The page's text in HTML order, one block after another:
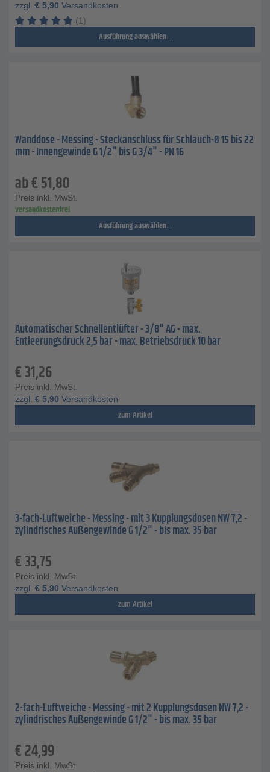
zzgl. € 5,90 Versandkosten
(1)
Ausführung auswählen...
Wanddose - Messing - Steckanschluss für Schlauch-Ø 15 bis 22
mm - Innengewinde G 1/2" bis G 3/4" - PN 16
ab€51,80
Preis inkl. MwSt.
versandkostenfrei
Ausführung auswählen...
Automatischer Schnellentlüfter - 3/8" AG - max.
Entleerungsdruck 2,5 bar - max. Betriebsdruck 10 bar
€31,26
Preis inkl. MwSt.
zzgl. € 5,90 Versandkosten
zum Artikel
3-fach-Luftweiche - Messing - mit 3 Kupplungsdosen NW 7,2 -
zylindrisches Außengewinde G 1/2" - bis max. 35 bar
€33,75
Preis inkl. MwSt.
zzgl. € 5,90 Versandkosten
zum Artikel
2-fach-Luftweiche - Messing - mit 2 Kupplungsdosen NW 7,2 -
zylindrisches Außengewinde G 1/2" - bis max. 35 bar
€24,99
Preis inkl. MwSt.